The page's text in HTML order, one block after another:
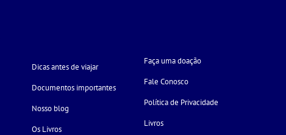
Dicas antes de viajar
Documentos importantes
Nosso blog
Os Livros
Faça uma doação
Fale Conosco
Política de Privacidade
Livros